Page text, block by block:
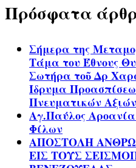
Πρόσφατα
Σήμερα της
Τάμα του Έθνους
Σωτήρα τοῦ Δρ
Ίδρυμα
Πνευματικών Αξιών
Αγ.Παύλος Αροανία
Φίλων
ΑΠΟΣΤΟΛΗ
ΕΙΣ ΤΟΥΣ